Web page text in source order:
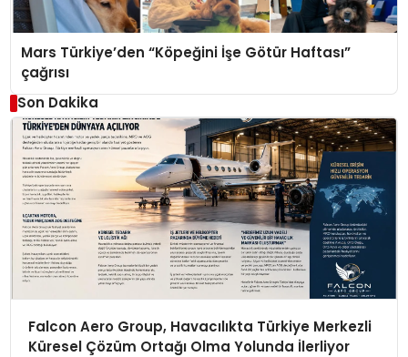
Mars Türkiye’den “Köpeğini İşe Götür Haftası”
çağrısı
Son Dakika
Falcon Aero Group, Havacılıkta Türkiye Merkezli
Küresel Çözüm Ortağı Olma Yolunda İlerliyor